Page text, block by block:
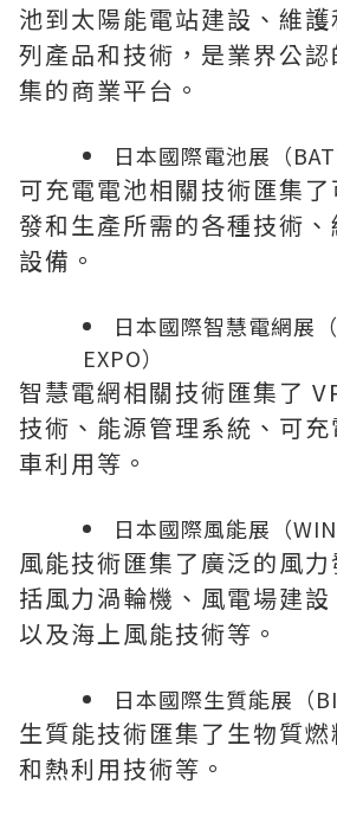
池到太陽能電站建設、維
列產品和技術，是業界公
集的商業平台。
日本國際電池展（
可充電電池相關技術匯集
發和生產所需的各種技術
設備。
日本國際智慧電網展
EXPO）
智慧電網相關技術匯集了
技術、能源管理系統、可
車利用等。
日本國際風能展（
風能技術匯集了廣泛的風
括風力渦輪機、風電場建
以及海上風能技術等。
日本國際生質能展（
生質能技術匯集了生物質
和熱利用技術等。